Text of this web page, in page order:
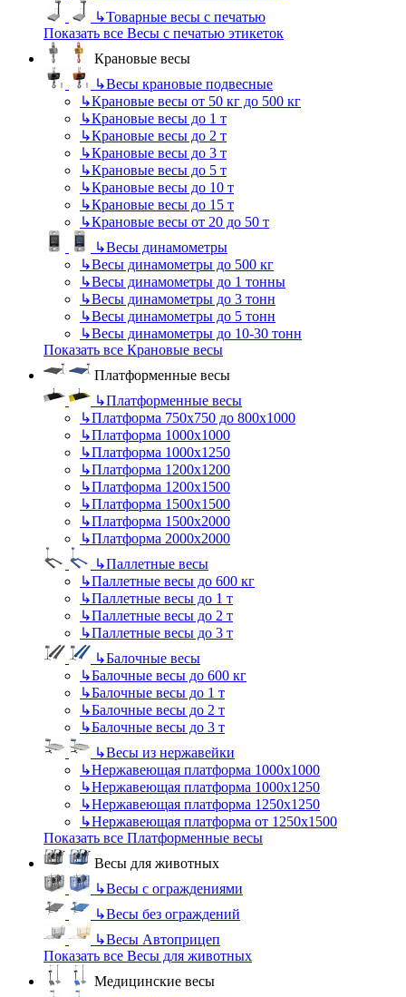
↳Товарные весы с печатью
Показать все Весы с печатью этикеток
Крановые весы
↳Весы крановые подвесные
↳Крановые весы от 50 кг до 500 кг
↳Крановые весы до 1 т
↳Крановые весы до 2 т
↳Крановые весы до 3 т
↳Крановые весы до 5 т
↳Крановые весы до 10 т
↳Крановые весы до 15 т
↳Крановые весы от 20 до 50 т
↳Весы динамометры
↳Весы динамометры до 500 кг
↳Весы динамометры до 1 тонны
↳Весы динамометры до 3 тонн
↳Весы динамометры до 5 тонн
↳Весы динамометры до 10-30 тонн
Показать все Крановые весы
Платформенные весы
↳Платформенные весы
↳Платформа 750х750 до 800х1000
↳Платформа 1000х1000
↳Платформа 1000х1250
↳Платформа 1200х1200
↳Платформа 1200х1500
↳Платформа 1500х1500
↳Платформа 1500х2000
↳Платформа 2000х2000
↳Паллетные весы
↳Паллетные весы до 600 кг
↳Паллетные весы до 1 т
↳Паллетные весы до 2 т
↳Паллетные весы до 3 т
↳Балочные весы
↳Балочные весы до 600 кг
↳Балочные весы до 1 т
↳Балочные весы до 2 т
↳Балочные весы до 3 т
↳Весы из нержавейки
↳Нержавеющая платформа 1000х1000
↳Нержавеющая платформа 1000х1250
↳Нержавеющая платформа 1250х1250
↳Нержавеющая платформа от 1250х1500
Показать все Платформенные весы
Весы для животных
↳Весы с ограждениями
↳Весы без ограждений
↳Весы Автоприцеп
Показать все Весы для животных
Медицинские весы